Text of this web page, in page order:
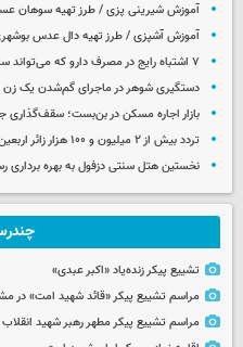
آموزش شیرینی پزی / طرز تهیه سوهان
آموزش آشپزی / طرز تهیه دال عدس
۷ اشتباه رایج در مصرف دارو که می‌تواند سلامتتان را به خطر بیندازد
دستگیری شوهر در ماجرای گم‌شدن یک زن
بازار اجاره مسکن در بن‌بست؛ سقف‌گذاری
تردد بیش از ۲ میلیون و ۱۰۰ هزار زائر اربعین حسینی از مرزهای شلمچه و چذابه
نخستین هتل سنتی دزفول به بهره برداری
تشییع پیکر زنده‌یاد «اکبر عبدی»
مراسم تشییع پیکر «قائد شهید امت» در
مراسم تشییع پیکر مطهر رهبر شهید